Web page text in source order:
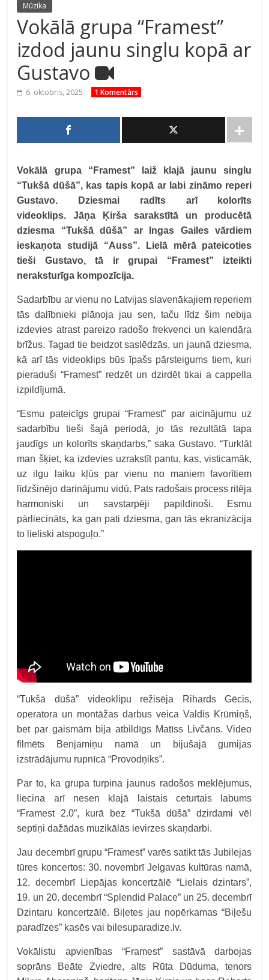
Mūzika
Vokālā grupa “Framest”
izdod jaunu singlu kopā ar
Gustavo
6. oktobris, 2025 1 Komentārs
Vokālā grupa “Framest” laiž klajā jaunu singlu
“Tukšā dūšā”, kas tapis kopā ar labi zināmo reperi
Gustavo. Dziesmai radīts arī kolorīts
videoklips.Jāņa Ķirša sarakstītā un producētā
dziesma “Tukšā dūšā” ar Ingas Gailes vārdiem
ieskaņota studijā “Auss”. Lielā mērā pateicoties
tieši Gustavo, tā ir grupai “Framest” izteikti
neraksturīga kompozīcija.
Sadarbību ar vienu no Latvijas slavenākajiem reperiem
tās dalībnieki plānoja jau sen, taču līdz šim nebija
izdevies atrast pareizo radošo frekvenci un kalendāra
brīžus. Tagad tie beidzot saslēdzās, un jaunā dziesma,
kā arī tās videoklips būs īpašs pārsteigums tiem, kuri
pieraduši “Framest” redzēt un dzirdēt tikai a cappella
izpildījumā.
“Esmu pateicīgs grupai “Framest” par aicinājumu uz
sadarbību tieši šajā periodā, jo tās rezultātā tapa
jaudīgs un kolorīts skaņdarbs,” saka Gustavo. “Turklāt
man šķiet, ka izdevies uzrakstīt pantu, kas, visticamāk,
uz ilgu laiku kļūs par vienu no maniem favorītiem
līdzšinējo darinājumu vidū. Pats radošais process ritēja
harmoniski un savstarpēji papildinoši. Esmu
pārliecināts, ka gan pati dziesma, gan tās ekranizācija
to lieliski atspoguļo.”
“Tukšā dūšā” videoklipu režisēja Rihards Gēcis,
operatora un montāžas darbus veica Valdis Krūmiņš,
bet par gaismām bija atbildīgs Matīss Livčāns. Video
filmēts Benjamiņu namā un bijušajā gumijas
izstrādājumu rupnīcā “Provodņiks”.
Par to, ka grupa turpina jaunus radošos meklējumus,
liecina arī nesen klajā laistais ceturtais labums
“Framest 2.0”, kurā bez “Tukšā dūšā” dzirdami vēl
septiņi dažādas muzikālās ievirzes skaņdarbi.
Jau decembrī grupu “Framest” varēs satikt tās Jubilejas
tūres koncertos: 30. novembrī Jelgavas kultūras namā,
12. decembrī Liepājas koncertzālē “Lielais dzintars”,
19. un 20. decembrī “Splendid Palace” un 25. decembrī
Dzintaru koncertzālē. Biļetes jau nopērkamas “Biļešu
paradīzes” kasēs vai bilesuparadize.lv.
Vokālistu apvienības “Framest” sastāvā darbojas
soprāns Beāte Zviedre, alts Rūta Dūduma, tenors